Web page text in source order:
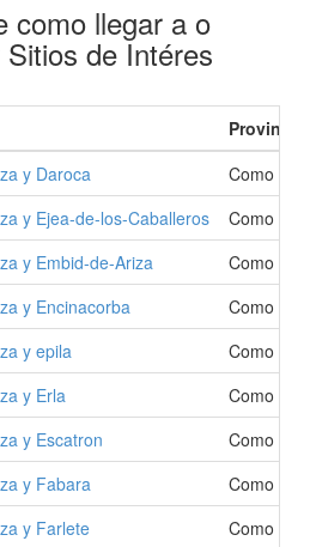
como llegar a o
de Intéres
Provincia
y Daroca
Como Ir a
y Ejea-de-los-Caballeros
Como Ir a
y Embid-de-Ariza
Como Ir a
y Encinacorba
Como Ir a
y epila
Como Ir a
y Erla
Como Ir a
y Escatron
Como Ir a
y Fabara
Como Ir a
y Farlete
Como Ir a